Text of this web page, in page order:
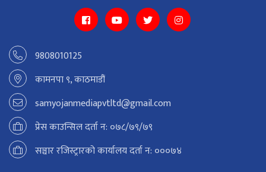
9808010125
कामनपा ९, काठमाडौं
samyojanmediapvtltd@gmail.com
प्रेस काउन्सिल दर्ता न: ०७८/७९/७९
सञ्चार रजिस्ट्रारको कार्यालय दर्ता न: ०००७४